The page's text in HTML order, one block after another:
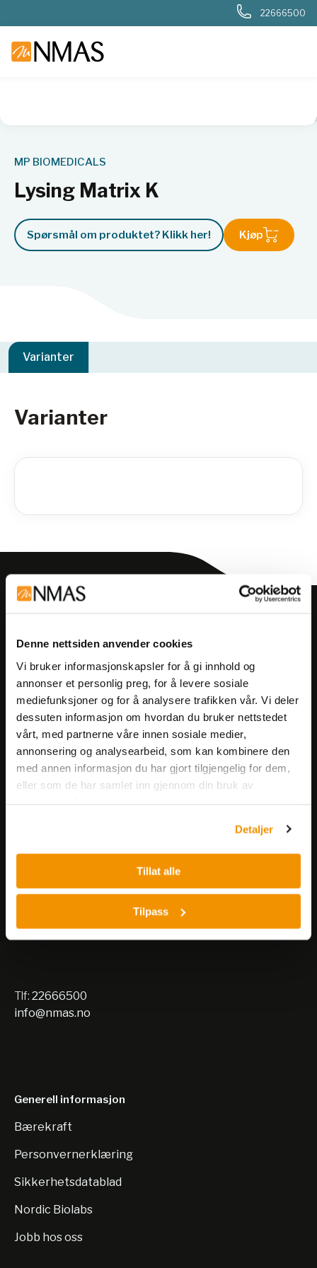
Denne nettsiden anvender cookies
Vi bruker informasjonskapsler for å gi innhold og
annonser et personlig preg, for å levere sosiale
mediefunksjoner og for å analysere trafikken vår. Vi deler
dessuten informasjon om hvordan du bruker nettstedet
vårt, med partnerne våre innen sosiale medier,
annonsering og analysearbeid, som kan kombinere den
med annen informasjon du har gjort tilgjengelig for dem,
eller som de har samlet inn gjennom din bruk av
Detaljer
Tillat alle
Tilpass
22666500
MP BIOMEDICALS
Lysing Matrix K
Spørsmål om produktet? Klikk her! Kjøp
Varianter
Varianter
Få informasjon om produkter,
Meld på nyhetsbrev
0667 OSLO
Lager:
0667 OSLO
Tlf: 22666500
info@nmas.no
Generell informasjon
Bærekraft
Personvernerklæring
Sikkerhetsdatablad
Nordic Biolabs
Jobb hos oss